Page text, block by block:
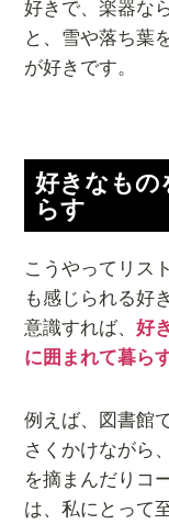
好きで、楽器な
と、雪や落ち葉
が好きです。
好きなもの
らす
こうやってリス
も感じられる好
意識すれば、好
に囲まれて暮ら
例えば、図書館
さくかけながら
を摘まんだりコ
は、私にとって